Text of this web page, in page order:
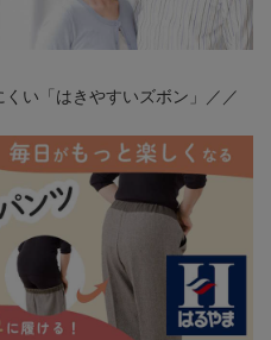
い「はきやすいズボン」／／